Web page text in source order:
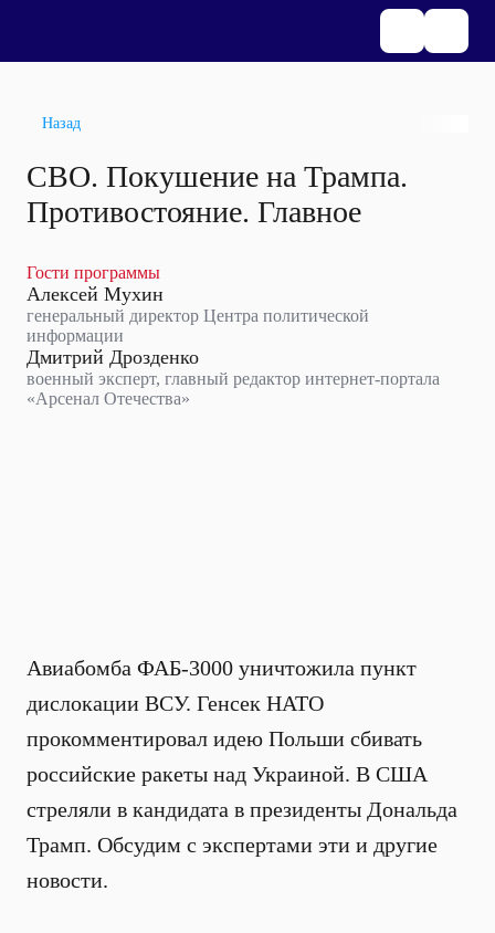
Назад
СВО. Покушение на Трампа.
Противостояние. Главное
Гости программы
Алексей Мухин
генеральный директор Центра политической
информации
Дмитрий Дрозденко
военный эксперт, главный редактор интернет-портала
«Арсенал Отечества»
Авиабомба ФАБ-3000 уничтожила пункт
дислокации ВСУ. Генсек НАТО
прокомментировал идею Польши сбивать
российские ракеты над Украиной. В США
стреляли в кандидата в президенты Дональда
Трамп. Обсудим с экспертами эти и другие
новости.